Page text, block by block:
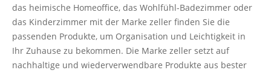
das heimische Homeoffice, das Wohlfühl-Badezimmer oder
das Kinderzimmer mit der Marke zeller finden Sie die
passenden Produkte, um Organisation und Leichtigkeit in
Ihr Zuhause zu bekommen. Die Marke zeller setzt auf
nachhaltige und wiederverwendbare Produkte aus bester